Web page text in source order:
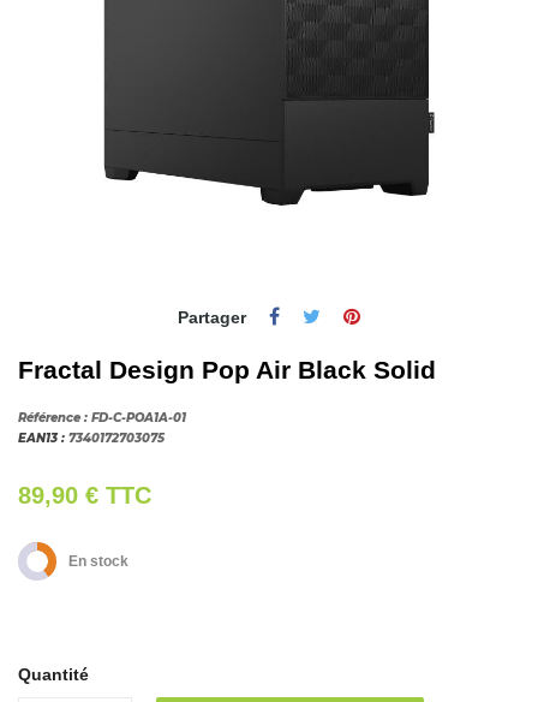
Partager
Fractal Design Pop Air Black Solid
Référence : FD-C-POA1A-01
EAN13 : 7340172703075
89,90 € TTC
En stock
Quantité